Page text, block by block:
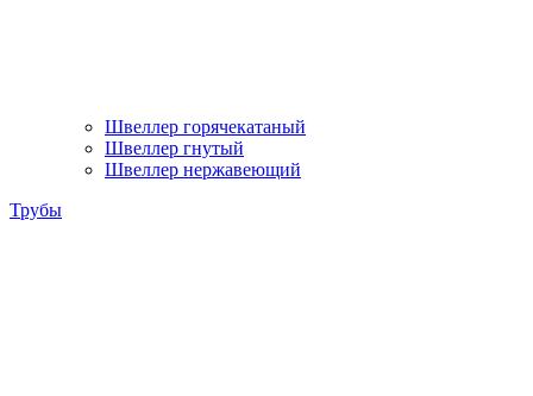
Швеллер горячекатаный
Швеллер гнутый
Швеллер нержавеющий
Трубы